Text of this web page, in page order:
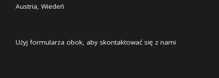
Austria, Wiedeń
Użyj formularza obok, aby skontaktować się z nami